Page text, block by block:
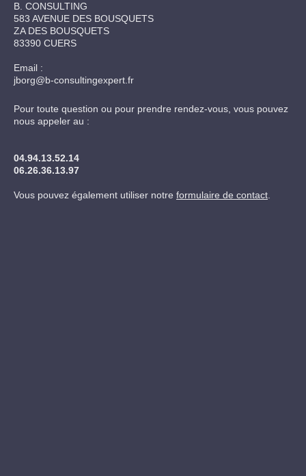
B. CONSULTING
583 AVENUE DES BOUSQUETS
ZA DES BOUSQUETS
83390 CUERS
Email :
jborg@b-consultingexpert.fr
Pour toute question ou pour prendre rendez-vous, vous pouvez
nous appeler au :
04.94.13.52.14
06.26.36.13.97
Vous pouvez également utiliser notre formulaire de contact